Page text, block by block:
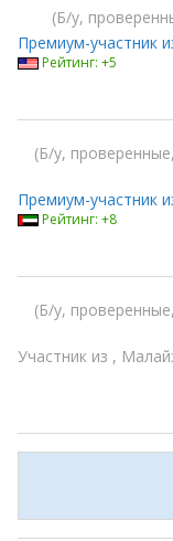
Б/у,
Премиум-участник
Рейтинг: +5
Б/у,
Премиум-участник
Рейтинг: +8
Б/у,
Участник из ,